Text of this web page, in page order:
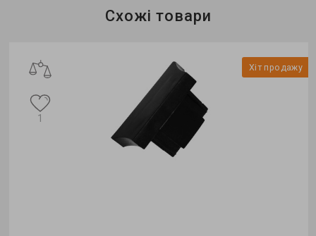
накладний
Схожі товари
Хіт продажу
1